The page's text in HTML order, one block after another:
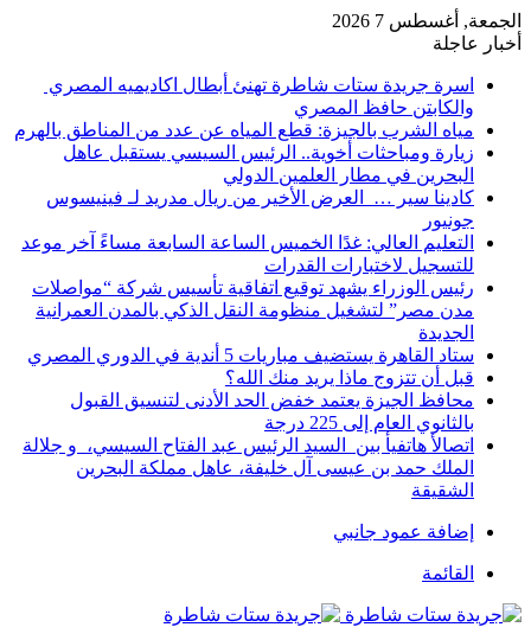
الجمعة, أغسطس 7 2026
أخبار عاجلة
اسرة جريدة ستات شاطرة تهنئ أبطال اكاديميه المصري
والكابتن حافظ المصري
مياه الشرب بالجيزة: قطع المياه عن عدد من المناطق بالهرم
زيارة ومباحثات أخوية.. الرئيس السيسي يستقبل عاهل
البحرين في مطار العلمين الدولي
كادينا سير … العرض الأخير من ريال مدريد لـ فينيسوس
جونيور
التعليم العالي: غدًا الخميس الساعة السابعة مساءً آخر موعد
للتسجيل لاختبارات القدرات
رئيس الوزراء يشهد توقيع اتفاقية تأسيس شركة “مواصلات
مدن مصر” لتشغيل منظومة النقل الذكي بالمدن العمرانية
الجديدة
ستاد القاهرة يستضيف مباريات 5 أندية في الدوري المصري
قبل أن تتزوج ماذا يريد منك الله؟
محافظ الجيزة يعتمد خفض الحد الأدنى لتنسيق القبول
بالثانوي العام إلى 225 درجة
اتصالأ هاتفيأ بين السيد الرئيس عبد الفتاح السيسي، و جلالة
الملك حمد بن عيسى آل خليفة، عاهل مملكة البحرين
الشقيقة
إضافة عمود جانبي
القائمة